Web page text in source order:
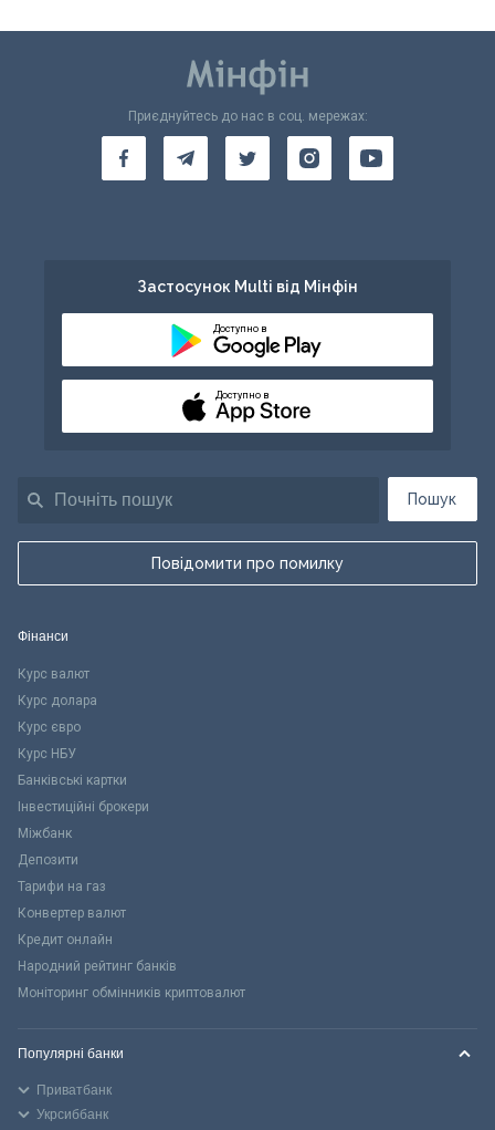
Пошук
Повідомити про помилку
Приєднуйтесь до нас в соц. мережах:
Застосунок Multi від Мінфін
Доступно в
Доступно в
Фінанси
Курс валют
Курс долара
Курс євро
Курс НБУ
Банківські картки
Інвестиційні брокери
Міжбанк
Депозити
Тарифи на газ
Конвертер валют
Кредит онлайн
Народний рейтинг банків
Моніторинг обмінників криптовалют
Популярні банки
Приватбанк
Укрсиббанк